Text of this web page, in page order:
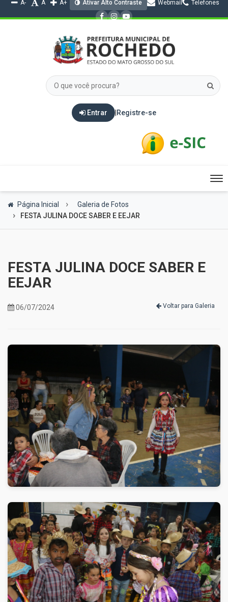
A- A A+ Ativar Alto Contraste Webmail Telefones
Entrar Registre-se
Página Inicial
Galeria de Fotos
FESTA JULINA DOCE SABER E EEJAR
FESTA JULINA DOCE SABER E
EEJAR
06/07/2024 Voltar para Galeria